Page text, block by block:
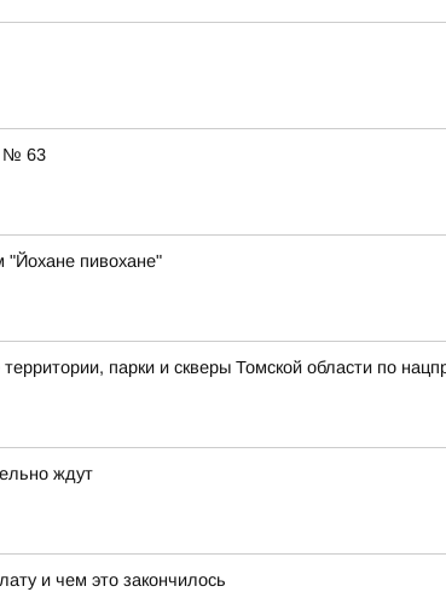
№ 63
"Йохане пивохане"
парки и скверы Томской области по
ждут
и чем это закончилось